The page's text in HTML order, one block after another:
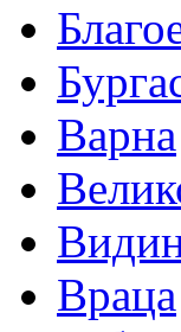
Варна
Враца